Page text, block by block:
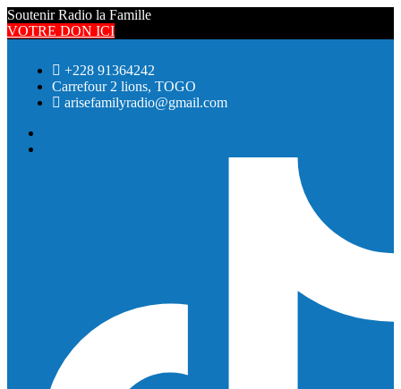
Soutenir Radio la Famille
VOTRE DON ICI
+228 91364242
Carrefour 2 lions, TOGO
arisefamilyradio@gmail.com